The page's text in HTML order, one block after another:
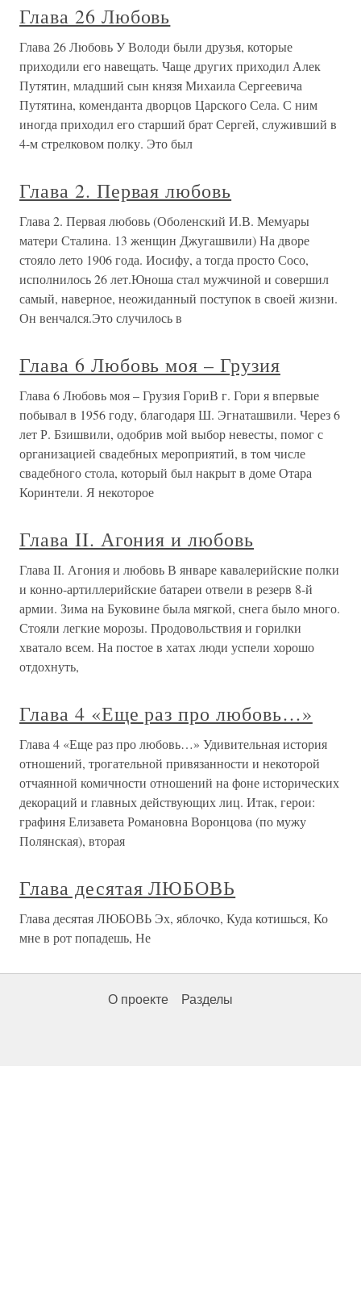
Глава 26 Любовь
Глава 26 Любовь У Володи были друзья, которые
приходили его навещать. Чаще других приходил Алек
Путятин, младший сын князя Михаила Сергеевича
Путятина, коменданта дворцов Царского Села. С ним
иногда приходил его старший брат Сергей, служивший в
4-м стрелковом полку. Это был
Глава 2. Первая любовь
Глава 2. Первая любовь (Оболенский И.В. Мемуары
матери Сталина. 13 женщин Джугашвили) На дворе
стояло лето 1906 года. Иосифу, а тогда просто Сосо,
исполнилось 26 лет.Юноша стал мужчиной и совершил
самый, наверное, неожиданный поступок в своей жизни.
Он венчался.Это случилось в
Глава 6 Любовь моя – Грузия
Глава 6 Любовь моя – Грузия ГориВ г. Гори я впервые
побывал в 1956 году, благодаря Ш. Эгнаташвили. Через 6
лет Р. Бзишвили, одобрив мой выбор невесты, помог с
организацией свадебных мероприятий, в том числе
свадебного стола, который был накрыт в доме Отара
Коринтели. Я некоторое
Глава II. Агония и любовь
Глава II. Агония и любовь В январе кавалерийские полки
и конно-артиллерийские батареи отвели в резерв 8-й
армии. Зима на Буковине была мягкой, снега было много.
Стояли легкие морозы. Продовольствия и горилки
хватало всем. На постое в хатах люди успели хорошо
отдохнуть,
Глава 4 «Еще раз про любовь…»
Глава 4 «Еще раз про любовь…» Удивительная история
отношений, трогательной привязанности и некоторой
отчаянной комичности отношений на фоне исторических
декораций и главных действующих лиц. Итак, герои:
графиня Елизавета Романовна Воронцова (по мужу
Полянская), вторая
Глава десятая ЛЮБОВЬ
Глава десятая ЛЮБОВЬ Эх, яблочко, Куда котишься, Ко
мне в рот попадешь, Не
О проекте Разделы